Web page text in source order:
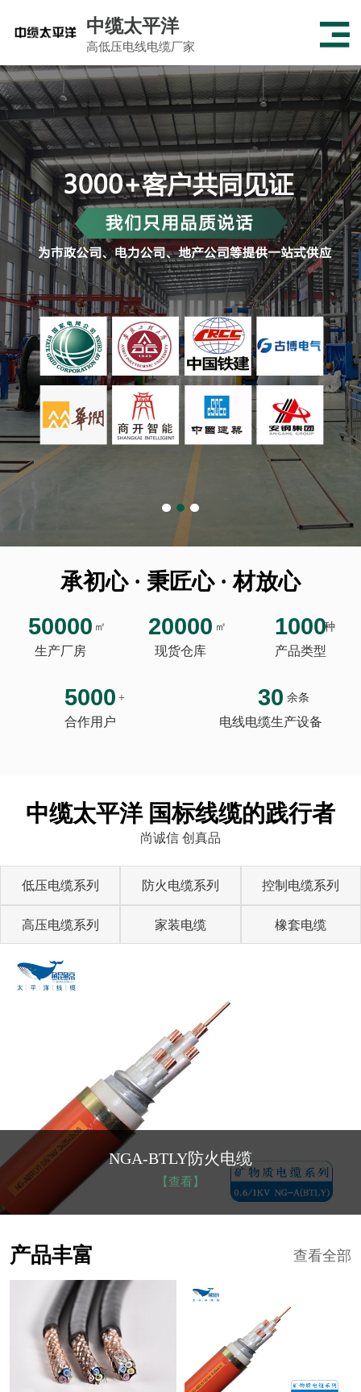
中缆太平洋
高低压电线电缆厂家
承初心 · 秉匠心 · 材放心
50000 ㎡
生产厂房
20000 ㎡
现货仓库
1000种
产品类型
5000 +
合作用户
30 余条
电线电缆生产设备
中缆太平洋 国标线缆的践行者
尚诚信 创真品
低压电缆系列 防火电缆系列 控制电缆系列
高压电缆系列 家装电缆 橡套电缆
NGA-BTLY防火电缆
【查看】
查看全部
产品丰富